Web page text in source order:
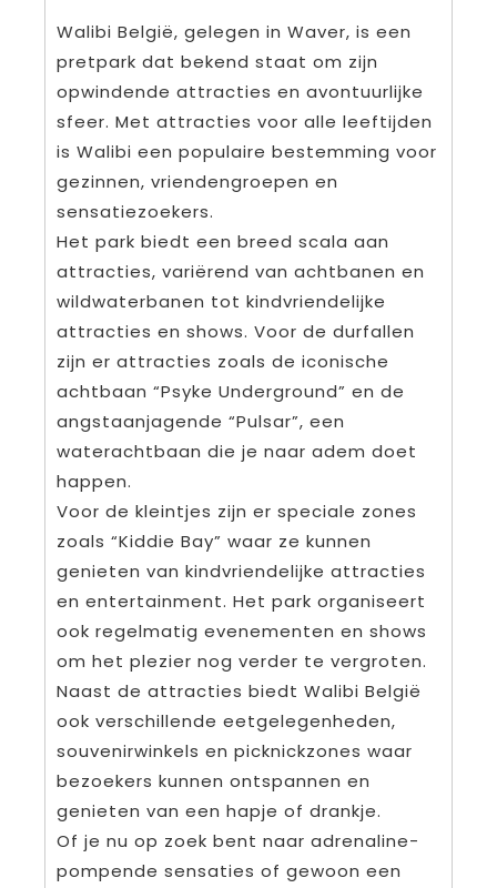
Walibi België, gelegen in Waver, is een
pretpark dat bekend staat om zijn
opwindende attracties en avontuurlijke
sfeer. Met attracties voor alle leeftijden
is Walibi een populaire bestemming voor
gezinnen, vriendengroepen en
sensatiezoekers.
Het park biedt een breed scala aan
attracties, variërend van achtbanen en
wildwaterbanen tot kindvriendelijke
attracties en shows. Voor de durfallen
zijn er attracties zoals de iconische
achtbaan “Psyke Underground” en de
angstaanjagende “Pulsar”, een
waterachtbaan die je naar adem doet
happen.
Voor de kleintjes zijn er speciale zones
zoals “Kiddie Bay” waar ze kunnen
genieten van kindvriendelijke attracties
en entertainment. Het park organiseert
ook regelmatig evenementen en shows
om het plezier nog verder te vergroten.
Naast de attracties biedt Walibi België
ook verschillende eetgelegenheden,
souvenirwinkels en picknickzones waar
bezoekers kunnen ontspannen en
genieten van een hapje of drankje.
Of je nu op zoek bent naar adrenaline-
pompende sensaties of gewoon een